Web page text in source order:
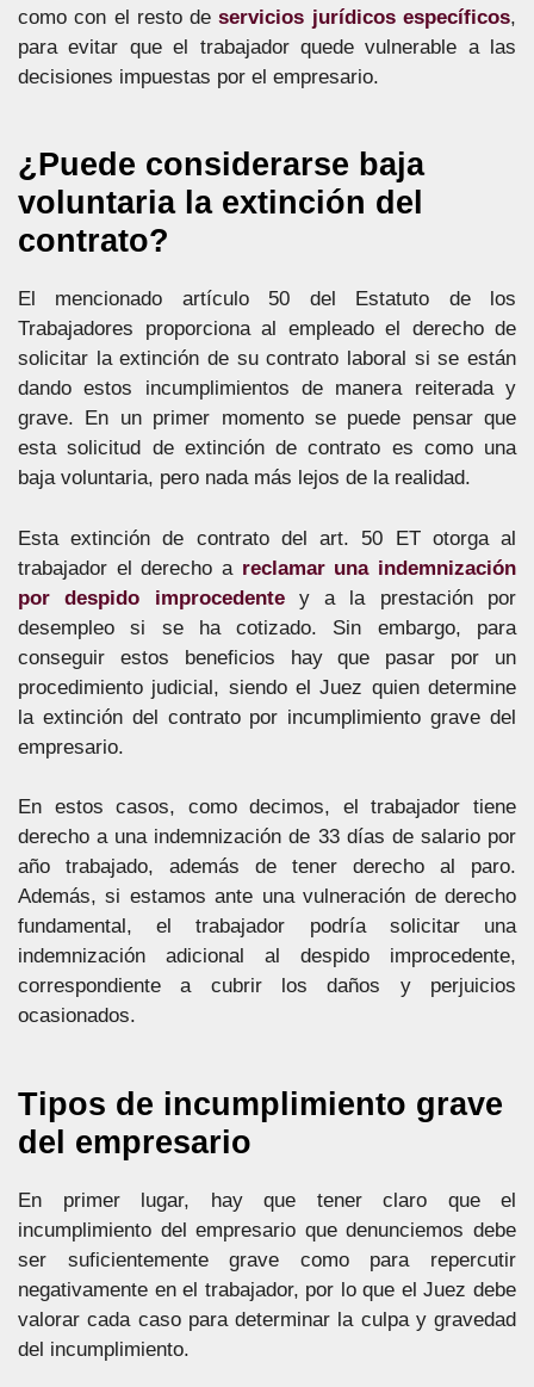
como con el resto deservicios jurídicos específicos,
para evitar que el trabajador quede vulnerable a las
decisiones impuestas por el empresario.
¿Puede considerarse baja
voluntaria la extinción del
contrato?
El mencionado artículo 50 del Estatuto de los
Trabajadores proporciona al empleado el derecho de
solicitar la extinción de su contrato laboral si se están
dando estos incumplimientos de manera reiterada y
grave. En un primer momento se puede pensar que
esta solicitud de extinción de contrato es como una
baja voluntaria, pero nada más lejos de la realidad.
Esta extinción de contrato del art. 50 ET otorga al
trabajador el derecho a reclamar una indemnización
por despido improcedentey a la prestación por
desempleo si se ha cotizado. Sin embargo, para
conseguir estos beneficios hay que pasar por un
procedimiento judicial, siendo el Juez quien determine
la extinción del contrato por incumplimiento grave del
empresario.
En estos casos, como decimos, el trabajador tiene
derecho a una indemnización de 33 días de salario por
año trabajado, además de tener derecho al paro.
Además, si estamos ante una vulneración de derecho
fundamental, el trabajador podría solicitar una
indemnización adicional al despido improcedente,
correspondiente a cubrir los daños y perjuicios
ocasionados.
Tipos de incumplimiento grave
del empresario
En primer lugar, hay que tener claro que el
incumplimiento del empresario que denunciemos debe
ser suficientemente grave como para repercutir
negativamente en el trabajador, por lo que el Juez debe
valorar cada caso para determinar la culpa y gravedad
del incumplimiento.